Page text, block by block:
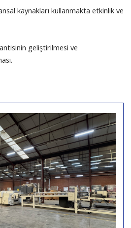
kaynakları kullanmakta etkinlik ve
geliştirilmesi ve